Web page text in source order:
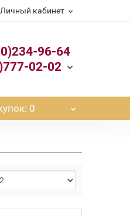
Личный кабинет
96-64
02-02
: 0